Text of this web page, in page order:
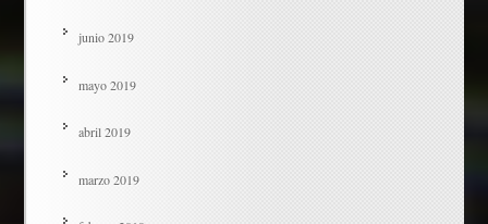
junio 2019
mayo 2019
abril 2019
marzo 2019